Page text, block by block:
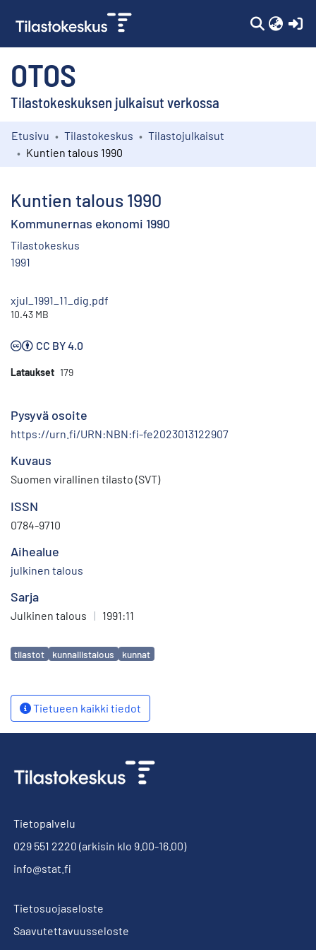
OTOS
Tilastokeskuksen julkaisut verkossa
Kokoelmat
Etusivu Tilastokeskus
Tilastojulkaisut
Kuntien talous 1990
Kuntien talous 1990
Kommunernas ekonomi 1990
Tilastokeskus
1991
xjul_1991_11_dig.pdf
10.43 MB
CC BY 4.0
Lataukset 179
Pysyvä osoite
https://urn.fi/URN:NBN:fi-fe2023013122907
Kuvaus
Suomen virallinen tilasto (SVT)
ISSN
0784-9710
Aihealue
julkinen talous
Sarja
Julkinen talous | 1991:11
Avainsanat
tilastot kunnallistalous kunnat
Tietueen kaikki tiedot
Tietopalvelu
029 551 2220 (arkisin klo 9.00-16.00)
info@stat.fi
Tietosuojaseloste
Saavutettavuusseloste